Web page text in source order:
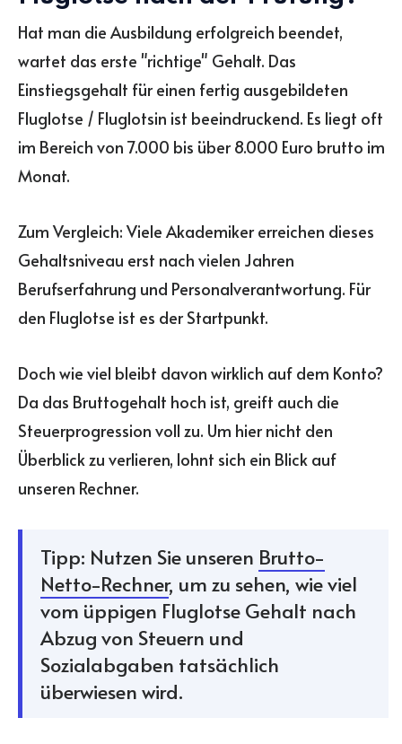
Hat man die Ausbildung erfolgreich beendet,
wartet das erste "richtige" Gehalt. Das
Einstiegsgehalt für einen fertig ausgebildeten
Fluglotse / Fluglotsin ist beeindruckend. Es liegt oft
im Bereich von 7.000 bis über 8.000 Euro brutto im
Monat.
Zum Vergleich: Viele Akademiker erreichen dieses
Gehaltsniveau erst nach vielen Jahren
Berufserfahrung und Personalverantwortung. Für
den Fluglotse ist es der Startpunkt.
Doch wie viel bleibt davon wirklich auf dem Konto?
Da das Bruttogehalt hoch ist, greift auch die
Steuerprogression voll zu. Um hier nicht den
Überblick zu verlieren, lohnt sich ein Blick auf
unseren Rechner.
Tipp: Nutzen Sie unseren Brutto-
Netto-Rechner, um zu sehen, wie viel
vom üppigen Fluglotse Gehalt nach
Abzug von Steuern und
Sozialabgaben tatsächlich
überwiesen wird.